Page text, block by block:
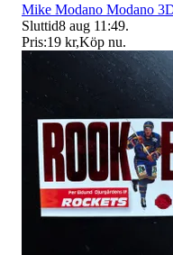
Mike Modano Modano
Sluttid8 aug 11:49.
Pris:19 kr,Köp nu.